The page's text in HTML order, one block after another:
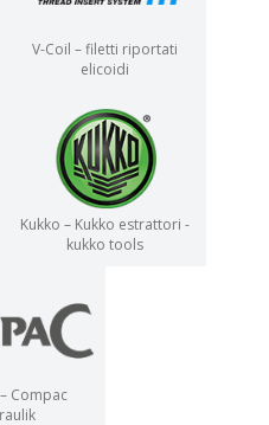
V-Coil – filetti riportati
elicoidi
Kukko – Kukko estrattori -
kukko tools
Compac